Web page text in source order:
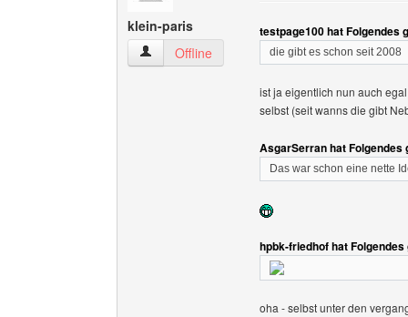
klein-paris
klein-paris Benutzer-Profile anzeigen
Offline
testpage100 hat Folgendes
die gibt es schon seit 2008
ist ja eigentlich nun auch
selbst (seit wanns die gibt
AsgarSerran hat Folgendes
Das war schon eine nette
hpbk-friedhof hat
oha - selbst unter den